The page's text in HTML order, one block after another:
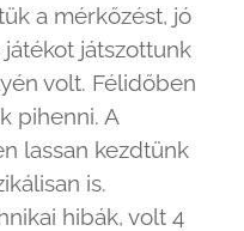
a mérkőzést, jó
játszottunk
volt. Félidőben
pihenni. A
lassan kezdtünk
is.
hibák, volt 4